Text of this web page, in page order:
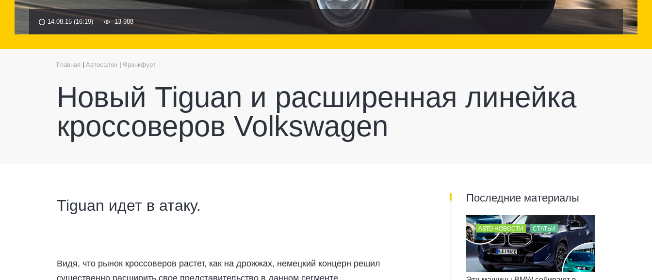
14.08.15 (16:19) 13 988
Главная Автосалон Франкфурт
Новый Tiguan и расширенная линейка
кроссоверов Volkswagen
Tiguan идет в атаку.
Видя, что рынок кроссоверов растет, как на дрожжах, немецкий концерн решил
существенно расширить свое представительство в данном сегменте.
Последние материалы
АВТО НОВОСТИ СТАТЬИ